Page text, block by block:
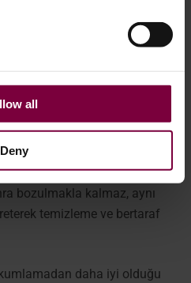
all
Deny
dostu ve 20 defaya kadar
mühendislik ürünü medya
dayanan geleneksel
WM710 ve WM750 özellikle
Geleneksel kum
bozulmakla kalmaz, aynı
temizleme ve bertaraf
daha iyi olduğu